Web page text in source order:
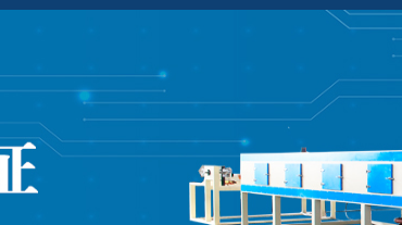
厂房设备
营业执照 挤出机
塑料机械辅机
选果机